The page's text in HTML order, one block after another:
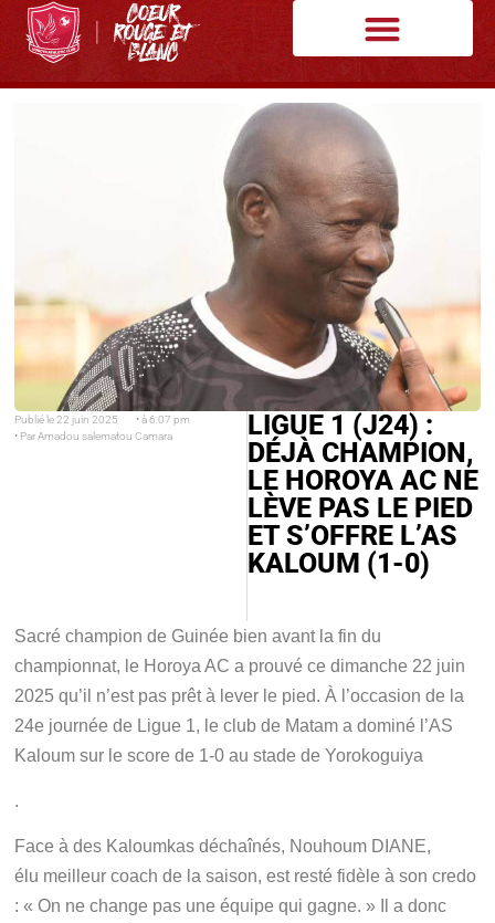
Publié le 22 juin 2025 • à 6:07 pm
• ParAmadou salematou Camara
LIGUE 1 (J24) :
DÉJÀ CHAMPION,
LE HOROYA AC NE
LÈVE PAS LE PIED
ET S’OFFRE L’AS
KALOUM (1-0)
Sacré champion de Guinée bien avant la fin du
championnat, le Horoya AC a prouvé ce dimanche 22 juin
2025 qu’il n’est pas prêt à lever le pied. À l’occasion de la
24e journée de Ligue 1, le club de Matam a dominé l’AS
Kaloum sur le score de 1-0 au stade de Yorokoguiya
.
Face à des Kaloumkas déchaînés, Nouhoum DIANE,
élu meilleur coach de la saison, est resté fidèle à son credo
:« On ne change pas une équipe qui gagne. » Il a donc